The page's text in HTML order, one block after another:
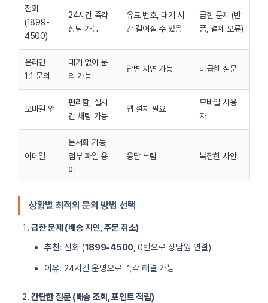
전화
(1899-
4500)
24시간 즉각
상담 가능
유료 번호, 대기 시
간 길어질 수 있음
급한 문제 (반
품, 결제 오류)
온라인
1:1 문의
대기 없이 문
의 가능
답변 지연 가능 비급한 질문
모바일 앱
편리함, 실시
간 채팅 가능
앱 설치 필요
모바일 사용
자
이메일
문서화 가능,
첨부 파일 용
이
응답 느림 복잡한 사안
상황별 최적의 문의 방법 선택
급한 문제 (배송 지연, 주문 취소)
추천: 전화 (1899-4500, 0번으로 상담원 연결)
이유: 24시간 운영으로 즉각 해결 가능
간단한 질문 (배송 조회, 포인트 적립)